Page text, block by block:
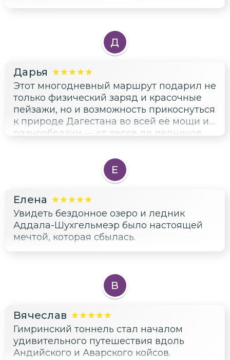
Д
Дарья
Этот многодневный маршрут подарил не
только физический заряд и красочные
пейзажи, но и возможность прикоснуться
к природе Дагестана во всей её мощи и
разнообразии — от лесов до ледников.
лугам с гидом сделали путешествие
комфортным и познавательным, а
живописные ночёвки под звёздами —
Е
Елена
Увидеть бездонное озеро и ледник
Аддала-Шухгельмеэр было настоящей
мечтой, которая сбылась.
В
Вячеслав
Гимринский тоннель стал началом
удивительного путешествия вдоль
Андийского и Аварского койсов.